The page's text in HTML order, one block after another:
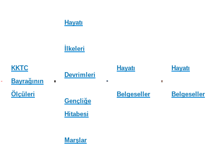
KKTC
Bayrağının
Ölçüleri
Hayatı
İlkeleri
Devrimleri
Gençliğe
Hitabesi
Marşlar
Hayatı
Belgeseller
Hayatı
Belgeseller